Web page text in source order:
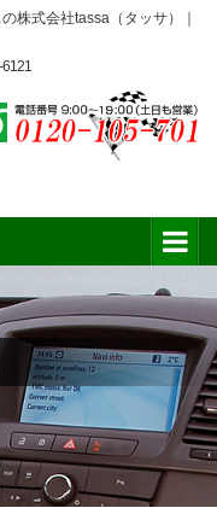
株式会社tassa（タッサ）｜